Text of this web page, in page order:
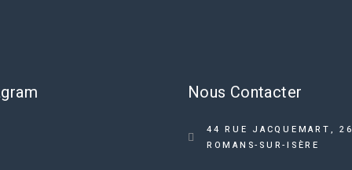
Nous Contacter
44 RUE JACQUEMART,
ROMANS-SUR-ISÈRE